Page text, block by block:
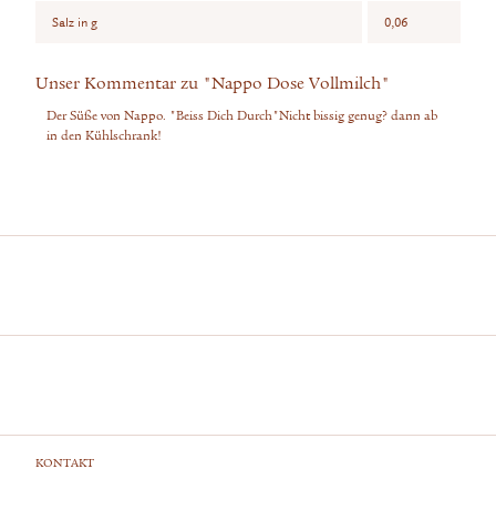
Salz in g 0,06
Unser Kommentar zu "Nappo Dose Vollmilch"
Der Süße von Nappo. "Beiss Dich Durch"Nicht bissig genug? dann ab
in den Kühlschrank!
KONTAKT